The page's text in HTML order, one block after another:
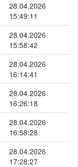
28.04.2026
15:49:11
28.04.2026
15:58:42
28.04.2026
16:14:41
28.04.2026
16:26:18
28.04.2026
16:58:28
28.04.2026
17:28:27